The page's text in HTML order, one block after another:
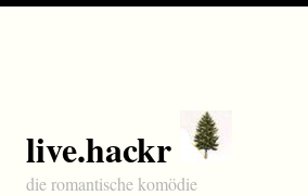
live.hackr
die romantische komödie